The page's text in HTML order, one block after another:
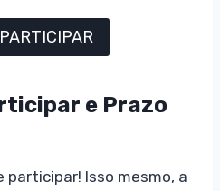
e Prazo
participar! Isso mesmo, a